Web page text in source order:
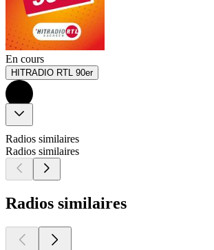
En cours
HITRADIO RTL 90er
Radios similaires
Radios similaires
Radios similaires